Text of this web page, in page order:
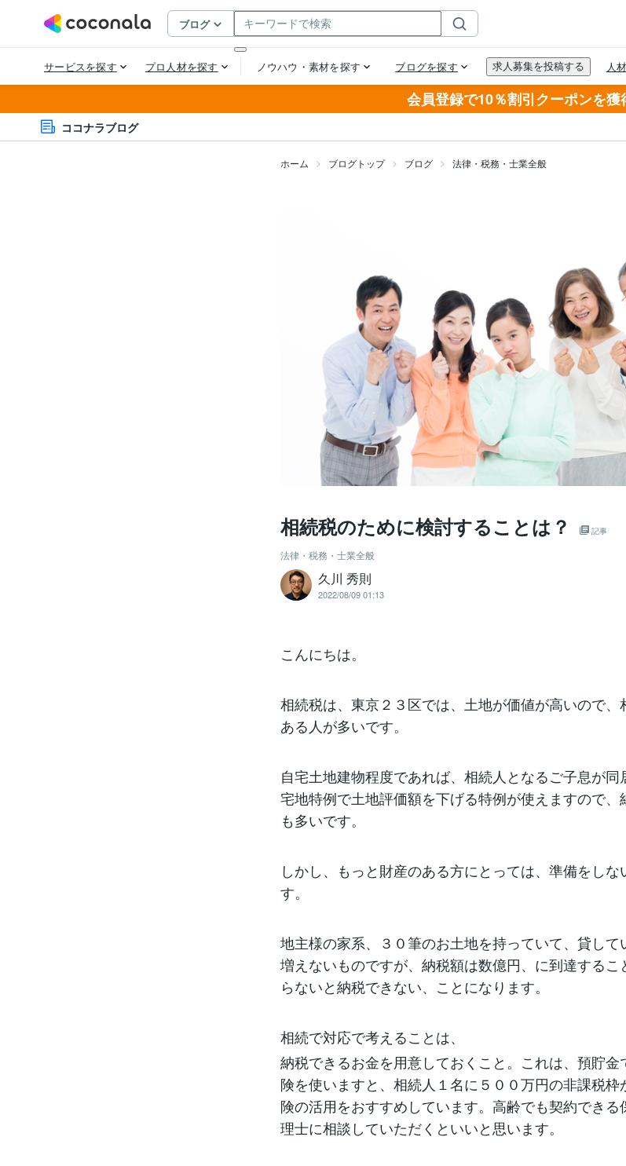
会員登録で10％割引クーポンを獲
ココナラブログ
ホーム ブログトップ ブログ 法律・税務・士業全般
相続税のために検討することは？ 記事
法律・税務・士業全般
久川 秀則
2022/08/09 01:13
こんにちは。
相続税は、東京２３区では、土地が価値が高いので
ある人が多いです。
自宅土地建物程度であれば、相続人となるご子息が
宅地特例で土地評価額を下げる特例が使えますので、
も多いです。
しかし、もっと財産のある方にとっては、準備をしな
す。
地主様の家系、３０筆のお土地を持っていて、貸し
増えないものですが、納税額は数億円、に到達する
らないと納税できない、ことになります。
相続で対応で考えることは、
納税できるお金を用意しておくこと。これは、預貯
険を使いますと、相続人１名に５００万円の非課税
険の活用をおすすめしています。高齢でも契約でき
理士に相談していただくといいと思います。